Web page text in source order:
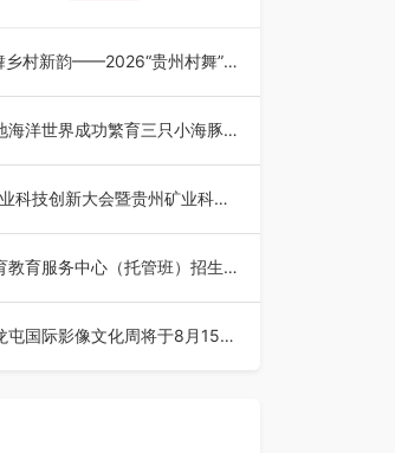
乡村新韵——2026“贵州村舞”暨
海洋世界成功繁育三只小海豚，
科技创新大会暨贵州矿业科技
教育服务中心（托管班）招生
屯国际影像文化周将于8月15日